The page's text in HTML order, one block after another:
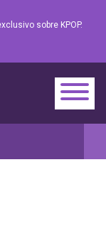
sobre KPOP.